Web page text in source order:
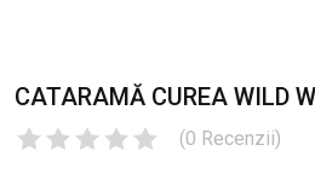
CATARAMĂ CUREA WILD
(0 Recenzii)